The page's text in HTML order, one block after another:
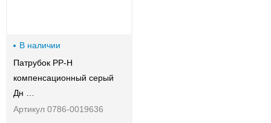
В наличии
Патрубок PP-H
компенсационный серый
Дн …
Артикул 0786-0019636